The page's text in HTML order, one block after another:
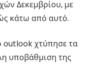
Δεκεμβρίου, με
κάτω από αυτό.
outlook χτύπησε τα
υποβάθμιση της